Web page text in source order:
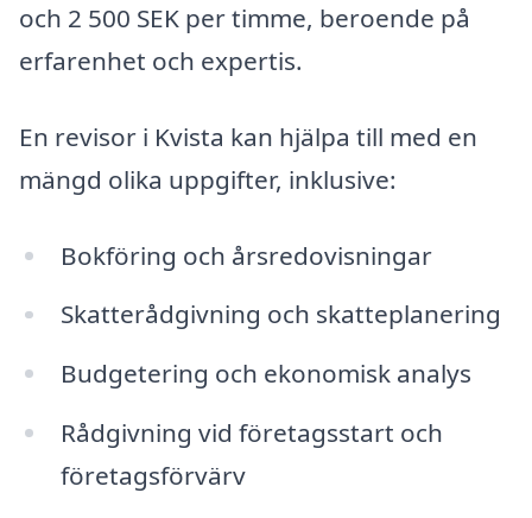
och 2 500 SEK per timme, beroende på
erfarenhet och expertis.
En revisor i Kvista kan hjälpa till med en
mängd olika uppgifter, inklusive:
Bokföring och årsredovisningar
Skatterådgivning och skatteplanering
Budgetering och ekonomisk analys
Rådgivning vid företagsstart och
företagsförvärv